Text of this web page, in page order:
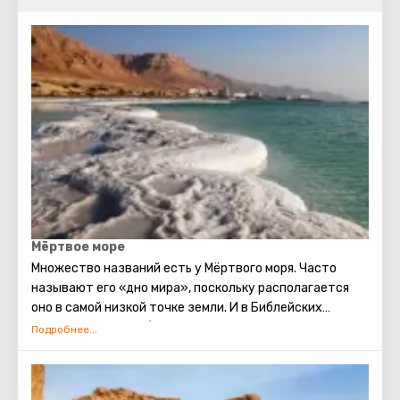
Мёртвое море
Множество названий есть у Мёртвого моря. Часто
называют его «дно мира», поскольку располагается
оно в самой низкой точке земли. И в Библейских
сюжетах этот необыкновенный водоём находит
кирпичей при строительстве Вавилонской башни
использовался состав, приготовленный на основе